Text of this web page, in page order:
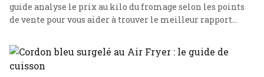
guide analyse le prix au kilo du fromage selon les points
de vente pour vous aider à trouver le meilleur rapport